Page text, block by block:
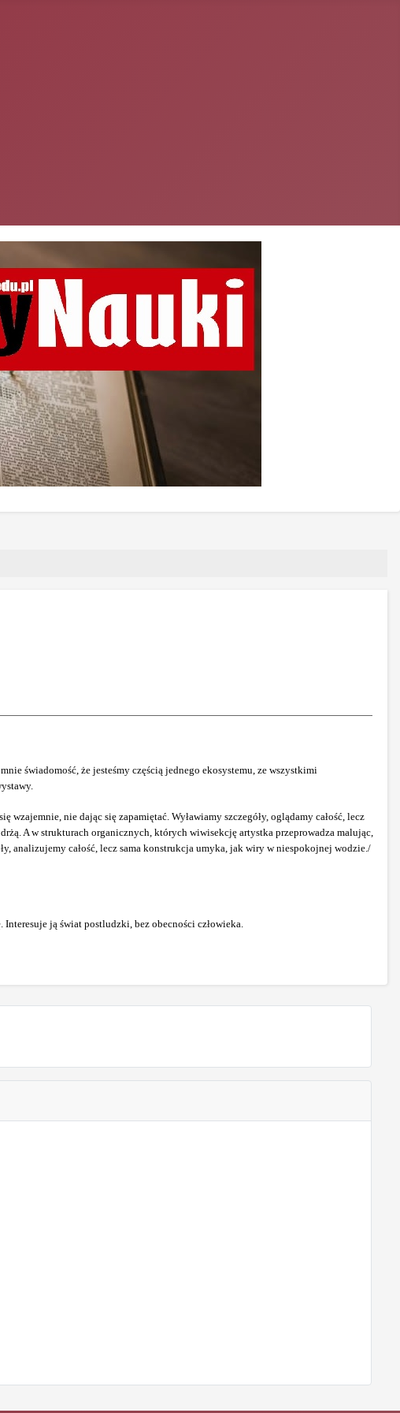
świadomość, że jesteśmy częścią jednego ekosystemu, ze wszystkimi
nie dając się zapamiętać. Wyławiamy szczegóły, oglądamy całość, lecz
A w strukturach organicznych, których wiwisekcję artystka przeprowadza malując,
analizujemy całość, lecz sama konstrukcja umyka, jak wiry w niespokojnej wodzie./
ją świat postludzki, bez obecności człowieka.